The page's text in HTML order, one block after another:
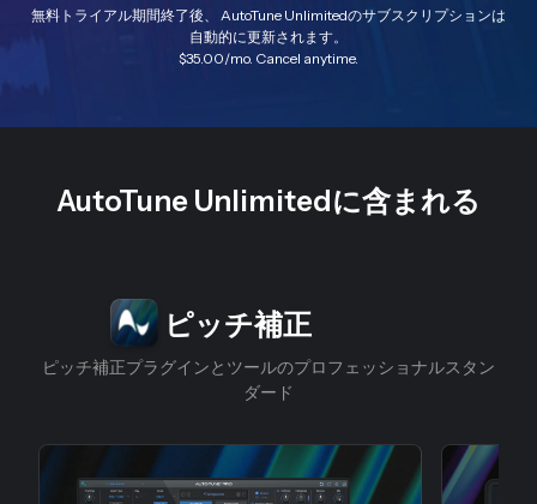
無料トライアル期間終了後、 AutoTune Unlimitedのサブスクリプションは
自動的に更新されます。
$35.00/mo. Cancel anytime.
AutoTune Unlimitedに含まれる
スライド1/4
ピッチ補正
ピッチ補正プラグインとツールのプロフェッショナルスタン
ダード